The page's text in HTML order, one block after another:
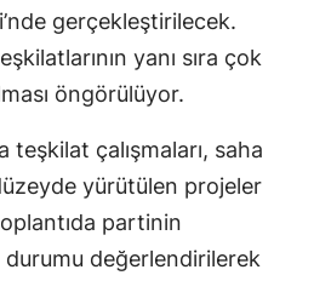
gerçekleştirilecek.
yanı sıra çok
öngörülüyor.
teşkilat çalışmaları, saha
yürütülen projeler
partinin
durumu değerlendirilerek